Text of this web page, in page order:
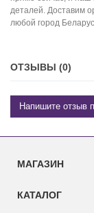
деталей. Доставим
любой город
ОТЗЫВЫ (0)
Напишите отзыв
МАГАЗИН
КАТАЛОГ